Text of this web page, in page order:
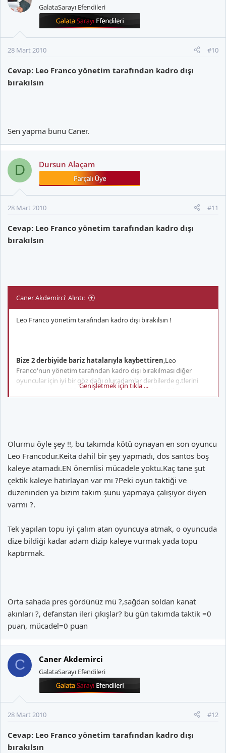
GalataSarayı Efendileri
28 Mart 2010 #10
Cevap: Leo Franco yönetim tarafından kadro dışı
bırakılsın
Sen yapma bunu Caner.
D Dursun Alaçam
28 Mart 2010 #11
Cevap: Leo Franco yönetim tarafından kadro dışı
bırakılsın
Caner Akdemirci' Alıntı:
Leo Franco yönetim tarafından kadro dışı bırakılsın !
Bize 2 derbiyide bariz hatalarıyla kaybettiren,Leo
Franco'nun yönetim tarafından kadro dışı bırakılması diğer
oyuncular için iyi bir göz dağı olur,adamlar derbilerde g.tlerini
yırtıyor her türlü çirkefliğide planlıyorlar ama bizimkiler sahada
Yönetimin olaya el atıp bu derbilerin camia için ne kadar
önemli olduğunu,şimdiki oyuncular ve gelecekteki oyunculara
göstermek için bu hamleyi yapmasını bekliyorum.
Yanlız yenilgiyi tabiki tamamen Leo'nun üstüne yıkmıyorum ama
Genişletmek için tıkla ...
Olurmu öyle şey !!, bu takımda kötü oynayan en son oyuncu
Leo Francodur.Keita dahil bir şey yapmadı, dos santos boş
kaleye atamadı.EN önemlisi mücadele yoktu.Kaç tane şut
çektik kaleye hatırlayan var mı ?Peki oyun taktiği ve
düzeninden ya bizim takım şunu yapmaya çalışıyor diyen
varmı ?.
Tek yapılan topu iyi çalım atan oyuncuya atmak, o oyuncuda
dize bildiği kadar adam dizip kaleye vurmak yada topu
kaptırmak.
Orta sahada pres gördünüz mü ?,sağdan soldan kanat
akınları ?, defanstan ileri çıkışlar? bu gün takımda taktik =0
puan, mücadel=0 puan
C Caner Akdemirci
GalataSarayı Efendileri
28 Mart 2010 #12
Cevap: Leo Franco yönetim tarafından kadro dışı
bırakılsın